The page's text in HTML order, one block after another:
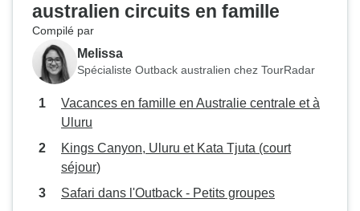
australien circuits en famille
Compilé par
Melissa
Spécialiste Outback australien chez TourRadar
Vacances en famille en Australie centrale et à
Uluru
Kings Canyon, Uluru et Kata Tjuta (court
séjour)
Safari dans l'Outback - Petits groupes